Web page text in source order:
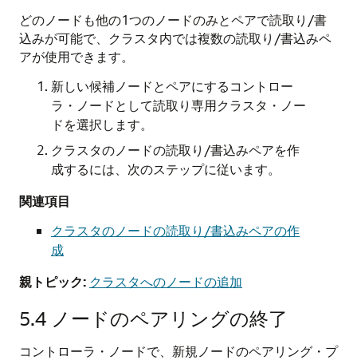
どのノードも他の1つのノードのみとペアで読取り/書
込みが可能で、クラスタ内では複数の読取り/書込みペ
アが使用できます。
新しい候補ノードとペアにするコントロー
ラ・ノードとして読取り専用クラスタ・ノー
ドを選択します。
クラスタのノードの読取り/書込みペアを作
成するには、次のステップに従います。
関連項目
クラスタのノードの読取り/書込みペアの作
成
親トピック: クラスタへのノードの追加
5.4 ノードのペアリングの終了
コントローラ・ノードで、新規ノードのペアリング・プ